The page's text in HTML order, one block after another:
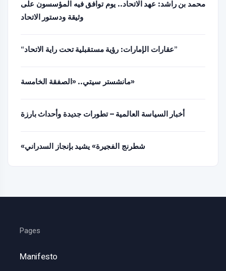
محمد بن راشد: عهد الاتحاد.. يوم توافق فيه المؤسسون على
وثيقة ودستور الاتحاد
“عقارات الإمارات: رؤية مستقبلية تحت راية الاتحاد”
مانشستر سيتي.. «الصفقة الخامسة»
أخبار السياسة العالمية – تطورات جديدة وأحداث بارزة
«شطرنج الفجيرة» يشيد بإنجاز السدراني
Pages
Manifesto